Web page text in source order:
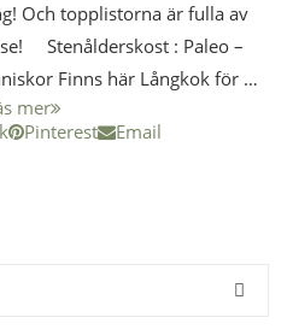
Och topplistorna är fulla av
Stenålderskost : Paleo –
Finns här Långkok för …
mer
Pinterest Email